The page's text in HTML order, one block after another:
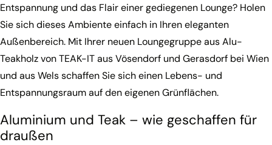
Entspannung und das Flair einer gediegenen Lounge? Holen
Sie sich dieses Ambiente einfach in Ihren eleganten
Außenbereich. Mit Ihrer neuen Loungegruppe aus Alu-
Teakholz von TEAK-IT aus Vösendorf und Gerasdorf bei Wien
und aus Wels schaffen Sie sich einen Lebens- und
Entspannungsraum auf den eigenen Grünflächen.
Aluminium und Teak – wie geschaffen für
draußen